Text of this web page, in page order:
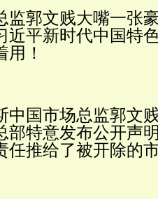
监郭文贱大嘴一张
近平新时代中国特
！
中国市场总监郭文
部特意发布公开声
任推给了被开除的